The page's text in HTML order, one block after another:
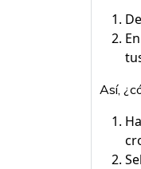
Así,